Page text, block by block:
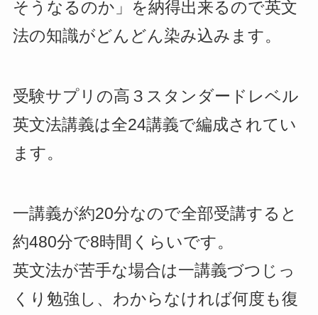
そうなるのか」を納得出来るので英文
法の知識がどんどん染み込みます。
受験サプリの高３スタンダードレベル
英文法講義は全24講義で編成されてい
ます。
一講義が約20分なので全部受講すると
約480分で8時間くらいです。
英文法が苦手な場合は一講義づつじっ
くり勉強し、わからなければ何度も復